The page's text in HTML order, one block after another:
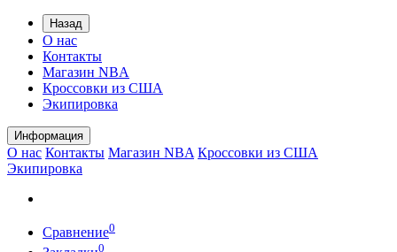
Назад
О нас
Контакты
Магазин NBA
Кроссовки из США
Экипировка
Информация
О нас Контакты Магазин NBA Кроссовки из США
Экипировка
Сравнение0
0